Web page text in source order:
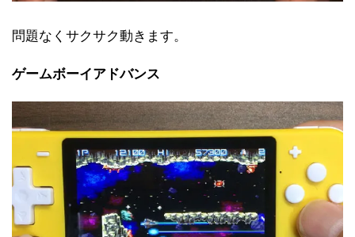
問題なくサクサク動きます。
ゲームボーイアドバンス